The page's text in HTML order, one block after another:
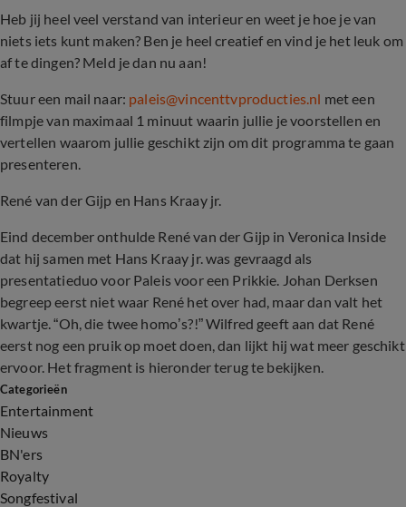
Heb jij heel veel verstand van interieur en weet je hoe je van
niets iets kunt maken? Ben je heel creatief en vind je het leuk om
af te dingen? Meld je dan nu aan!
Stuur een mail naar: paleis@vincenttvproducties.nl met een
filmpje van maximaal 1 minuut waarin jullie je voorstellen en
vertellen waarom jullie geschikt zijn om dit programma te gaan
presenteren.
René van der Gijp en Hans Kraay jr.
Eind december onthulde René van der Gijp in Veronica Inside
dat hij samen met Hans Kraay jr. was gevraagd als
presentatieduo voor Paleis voor een Prikkie. Johan Derksen
begreep eerst niet waar René het over had, maar dan valt het
kwartje. “Oh, die twee homo’s?!” Wilfred geeft aan dat René
eerst nog een pruik op moet doen, dan lijkt hij wat meer geschikt
ervoor. Het fragment is hieronder terug te bekijken.
Categorieën
Entertainment
Nieuws
BN'ers
Royalty
Songfestival